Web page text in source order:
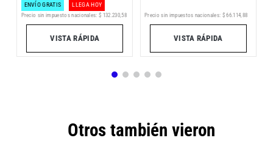
ENVÍO GRATIS LLEGA HOY
Precio sin impuestos nacionales: $ 132 230,58
VISTA RÁPIDA
Precio sin impuestos nacionales: $ 66.114 88
VISTA RÁPIDA
Otros también vieron